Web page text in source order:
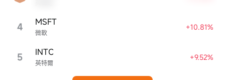
4 微軟
MSFT +10.81%
5 英特爾
INTC +9.52%